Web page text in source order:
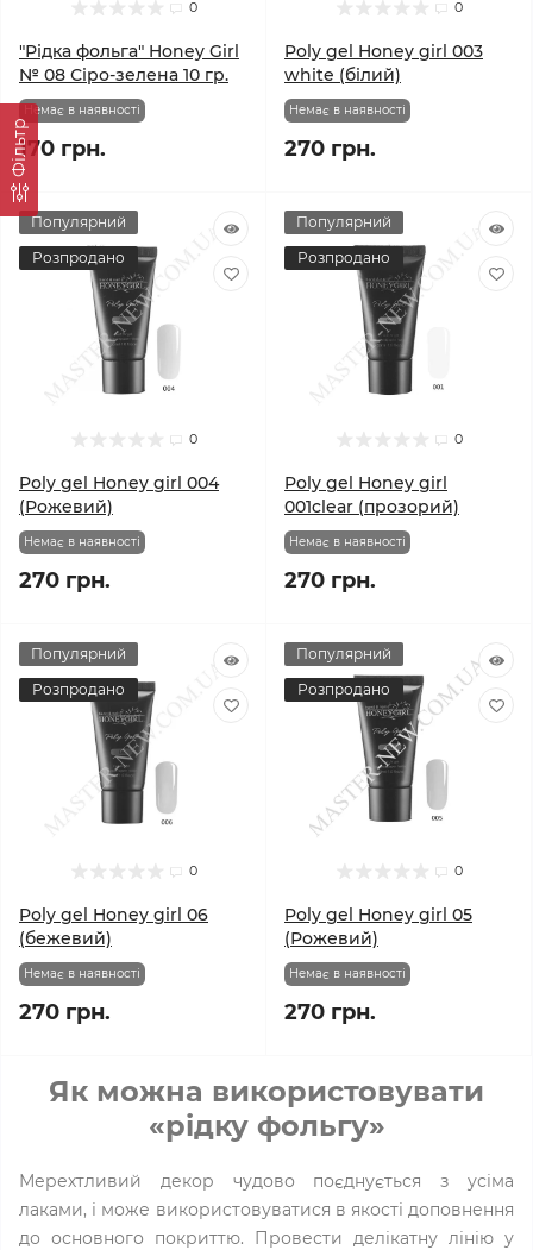
Фільтр
0
"Рідка фольга" Honey Girl
№ 08 Сіро-зелена 10 гр.
Немає в наявності
170 грн.
0
Poly gel Honey girl 003
white (білий)
Немає в наявності
270 грн.
Популярний
Розпродано
0
Poly gel Honey girl 004
(Рожевий)
Немає в наявності
270 грн.
Популярний
Розпродано
0
Poly gel Honey girl
001clear (прозорий)
Немає в наявності
270 грн.
Популярний
Розпродано
0
Poly gel Honey girl 06
(бежевий)
Немає в наявності
270 грн.
Популярний
Розпродано
0
Poly gel Honey girl 05
(Рожевий)
Немає в наявності
270 грн.
Як можна використовувати
«рідку фольгу»
Мерехтливий декор чудово поєднується з усіма
лаками, і може використовуватися в якості доповнення
до основного покриттю. Провести делікатну лінію у